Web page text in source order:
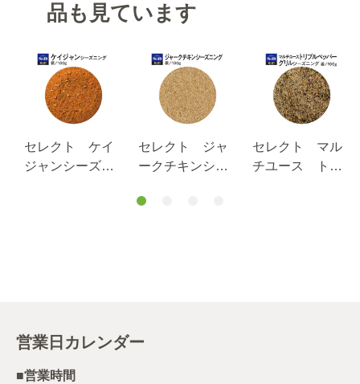
品も見ています
セレクト ケイ
ジャンシーズニ
セレクト ジャ
ークチキンシー
ｇ袋
セレクト マル
チユース トリ
営業日カレンダー
■営業時間